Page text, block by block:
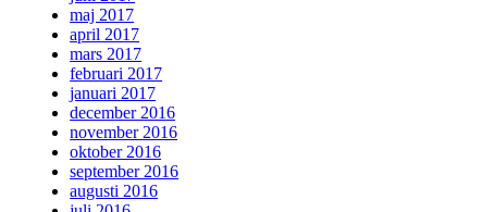
maj 2017
april 2017
mars 2017
februari 2017
januari 2017
december 2016
november 2016
oktober 2016
september 2016
augusti 2016